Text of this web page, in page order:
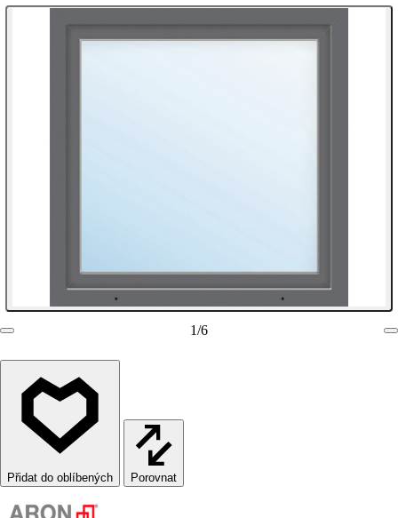
1/6
Porovnat